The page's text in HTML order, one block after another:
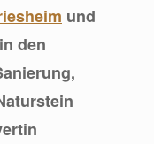
und
den